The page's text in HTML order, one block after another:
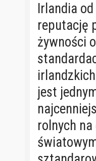
Irlandia
reputację
żywności
jest
rolnych